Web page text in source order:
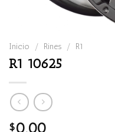
Inicio / Rines / R1
R1 10625
$0.00